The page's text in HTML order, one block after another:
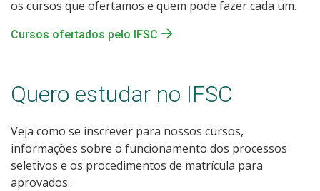
os cursos que ofertamos e quem pode fazer cada um.
Cursos ofertados pelo IFSC
Quero estudar no IFSC
Veja como se inscrever para nossos cursos,
informações sobre o funcionamento dos processos
seletivos e os procedimentos de matrícula para
aprovados.